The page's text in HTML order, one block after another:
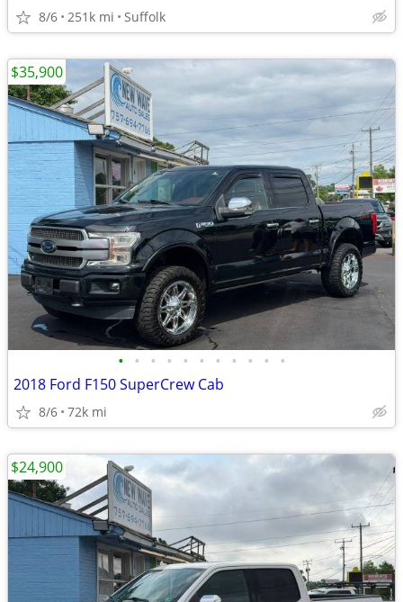
8/6 251k mi Suffolk
• • • • • • • • • • •
2018 Ford F150 SuperCrew Cab
8/6 72k mi
$35,900
$24,900